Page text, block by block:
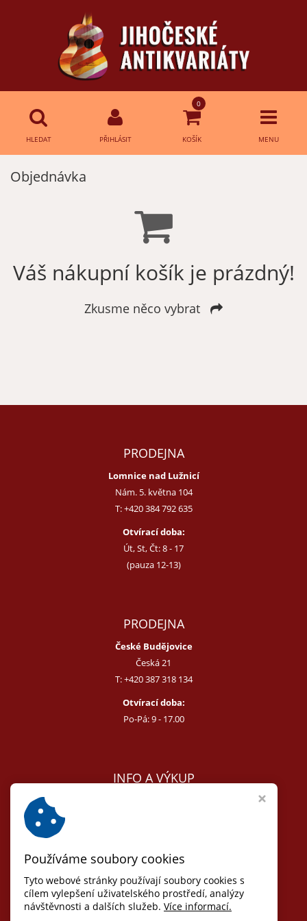
HLEDAT PŘIHLÁSIT
0
KOŠÍK MENU
Přihlásit
Objednávka
Váš nákupní košík je prázdný!
Zkusme něco vybrat
PRODEJNA
Lomnice nad Lužnicí
Nám. 5. května 104
T:+420 384 792 635
Otvírací doba:
Út, St, Čt: 8 - 17
(pauza 12-13)
PRODEJNA
České Budějovice
Česká 21
T:+420 387 318 134
Otvírací doba:
Po-Pá: 9 - 17.00
INFO A VÝKUP
Obchodní podmínky
Osobní údaje (GDPR)
Nastavení cookies
Používáme soubory cookies
Tyto webové stránky používají soubory cookies s
cílem vylepšení uživatelského prostředí, analýzy
návštěvnosti a dalších služeb. Více informací.